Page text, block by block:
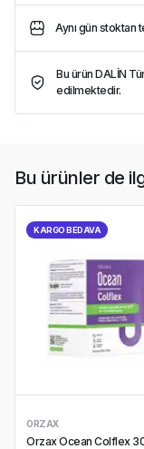
Aynı gün stoktan
Bu ürün DALİN
edilmektedir.
Bu ürünler de
KARGO BEDAVA
ORZAX
Orzax Ocean Colflex